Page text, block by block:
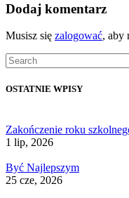
Dodaj komentarz
Musisz się zalogować, aby
OSTATNIE WPISY
Zakończenie roku
1 lip, 2026
Być Najlepszym
25 cze, 2026